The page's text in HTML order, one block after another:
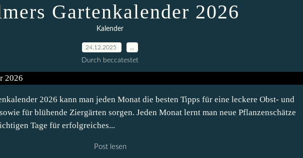
Gartenkalender 2026
Kalender
24.12.2025
Durch beccatestet
2026 kann man jeden Monat die besten Tipps für eine leckere Obst- und
für blühende Ziergärten sorgen. Jeden Monat lernt man neue Pflanzenschätze
Tage für erfolgreiches...
Post lesen